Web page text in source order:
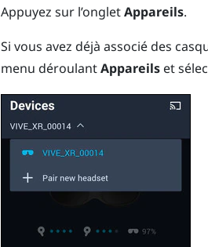
Appuyez sur l’ongletAppareils.
Si vous avez déjà associé des
menu déroulantAppareilset